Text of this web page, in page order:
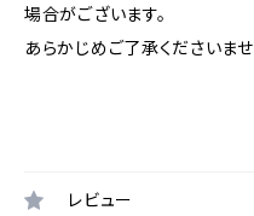
場合がございます。
あらかじめご了承くださいませ
レビュー